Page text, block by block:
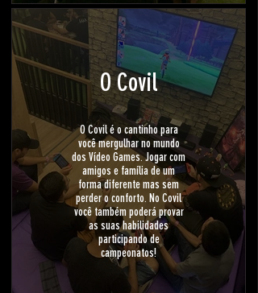
O Covil
O Covil é o cantinho para
você mergulhar no mundo
dos Vídeo Games. Jogar com
amigos e família de um
forma diferente mas sem
perder o conforto. No Covil
você também poderá provar
as suas habilidades
participando de
campeonatos!